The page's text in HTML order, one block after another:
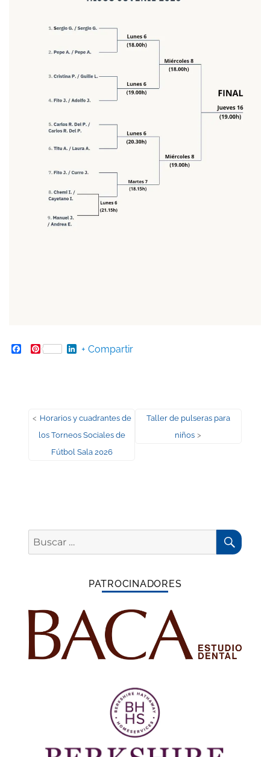
Facebook
Pinterest LinkedIn
+ Compartir
Navegación
de
< Entrada
anterior:
Horarios y cuadrantes de
los Torneos Sociales de
Fútbol Sala 2026
Entrada
siguiente:
Taller de pulseras para
niños>
Buscar
por:
PATROCINADORES